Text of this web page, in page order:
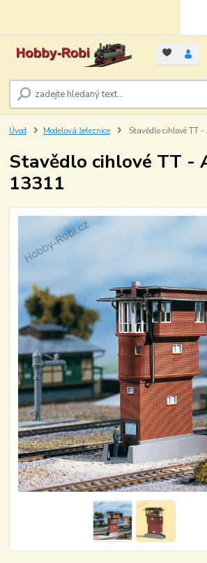
Úvod Modelová železnice Stavědlo cihlové TT
Stavědlo cihlové TT -
13311